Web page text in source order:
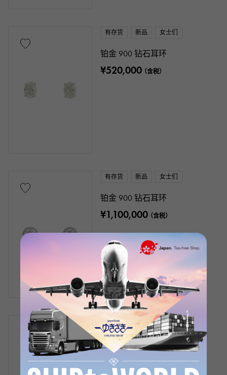
有存货 新品 女士们
铂金 900 钻石耳环
¥520,000（含税）
有存货 新品 女士们
铂金 900 钻石耳环
¥1,100,000（含税）
有存货 新品 女士们
K18 黄金钻石耳环
¥580,000（含税）